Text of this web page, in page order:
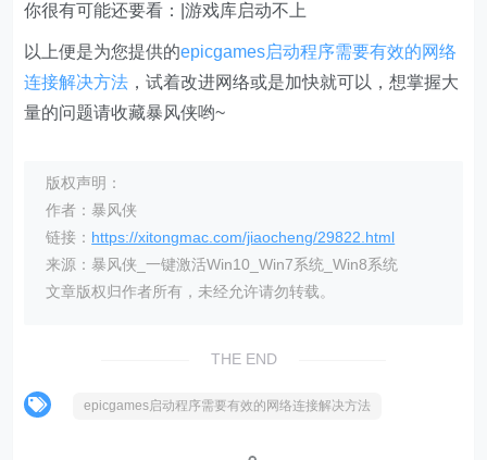
你很有可能还要看：|游戏库启动不上
以上便是为您提供的epicgames启动程序需要有效的网络
连接解决方法 ，试着改进网络或是加快就可以，想掌握大
量的问题请收藏暴风侠哟~
版权声明：
作者：暴风侠
链接： https://xitongmac.com/jiaocheng/29822.html
来源：暴风侠_一键激活Win10_Win7系统_Win8系统
文章版权归作者所有，未经允许请勿转载。
THE END
epicgames启动程序需要有效的网络连接解决方法